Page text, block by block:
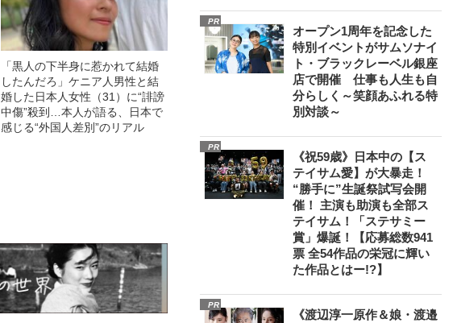
「黒人の下半身に惹かれて結婚
したんだろ」ケニア人男性と結
婚した日本人女性（31）に“誹謗
中傷”殺到…本人が語る、日本で
感じる“外国人差別”のリアル
PR
オープン1周年を記念した
特別イベントがサムソナイ
ト・ブラックレーベル銀座
店で開催 仕事も人生も自
分らしく～笑顔あふれる特
別対談～
PR
《祝59歳》日本中の【ス
テイサム愛】が大暴走！
“勝手に”生誕祭試写会開
催！ 主演も助演も全部ス
テイサム！「ステサミー
賞」爆誕！【応募総数941
票 全54作品の栄冠に輝い
た作品とはー!?】
PR
《渡辺淳一原作＆娘・渡邉